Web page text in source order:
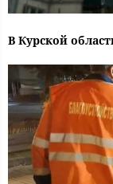
В Курской